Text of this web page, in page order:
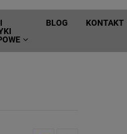
BLOG KONTAKT